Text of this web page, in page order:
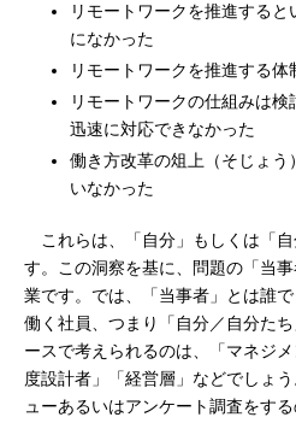
リモートワークを推進する
になかった
リモートワークを推進する体
リモートワークの仕組みは
迅速に対応できなかった
働き方改革の俎上（そじょ
いなかった
これらは、「自分」もしくは「
す。この洞察を基に、問題の「当
業です。では、「当事者」とは誰
働く社員、つまり「自分／自分た
ースで考えられるのは、「マネジ
度設計者」「経営層」などでしょ
ューあるいはアンケート調査をす